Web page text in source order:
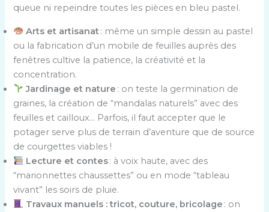
queue ni repeindre toutes les pièces en bleu pastel.
Arts et artisanat: même un simple dessin au pastel
ou la fabrication d’un mobile de feuilles auprès des
fenêtres cultive la patience, la créativité et la
concentration.
Jardinage et nature : on teste la germination de
graines, la création de “mandalas naturels” avec des
feuilles et cailloux… Parfois, il faut accepter que le
potager serve plus de terrain d’aventure que de source
de courgettes viables !
Lecture et contes: à voix haute, avec des
“marionnettes chaussettes” ou en mode “tableau
vivant” les soirs de pluie.
Travaux manuels : tricot, couture, bricolage : on